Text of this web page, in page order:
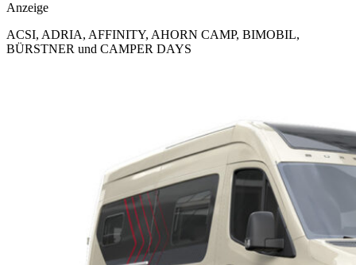
Anzeige
ACSI, ADRIA, AFFINITY, AHORN CAMP, BIMOBIL,
BÜRSTNER und CAMPER DAYS